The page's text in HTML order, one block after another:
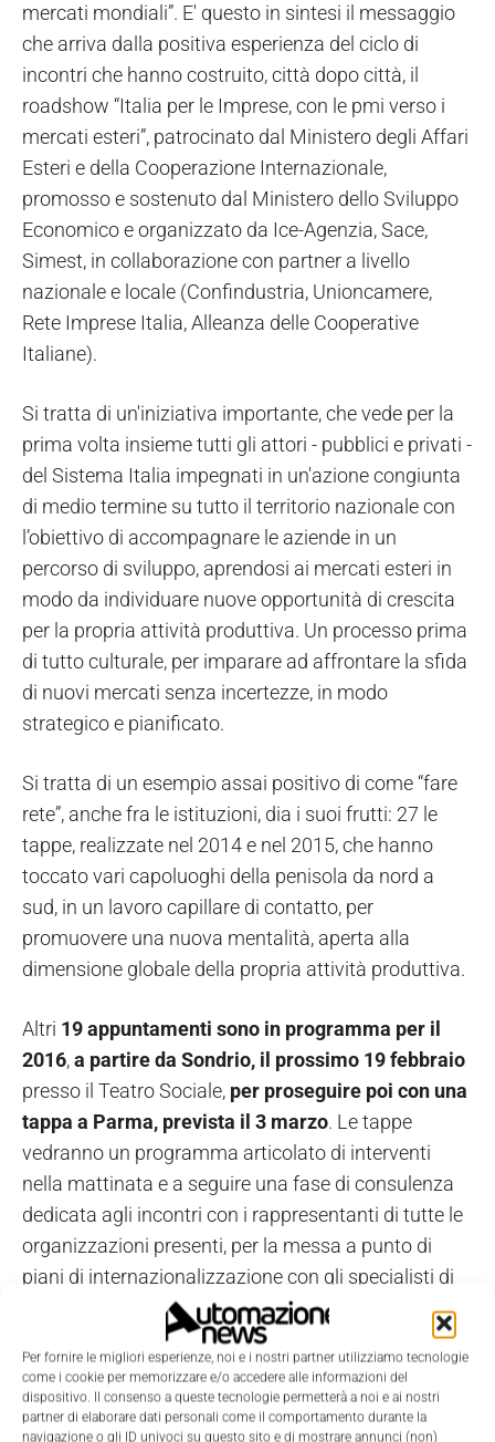
Per fornire le migliori esperienze, noi e i nostri partner utilizziamo tecnologie
come i cookie per memorizzare e/o accedere alle informazioni del
dispositivo. Il consenso a queste tecnologie permetterà a noi e ai nostri
partner di elaborare dati personali come il comportamento durante la
navigazione o gli ID univoci su questo sito e di mostrare annunci (non)
mercati mondiali”. E' questo in sintesi il messaggio
che arriva dalla positiva esperienza del ciclo di
incontri che hanno costruito, città dopo città, il
roadshow “Italia per le Imprese, con le pmi verso i
mercati esteri”, patrocinato dal Ministero degli Affari
Esteri e della Cooperazione Internazionale,
promosso e sostenuto dal Ministero dello Sviluppo
Economico e organizzato da Ice-Agenzia, Sace,
Simest, in collaborazione con partner a livello
nazionale e locale (Confindustria, Unioncamere,
Rete Imprese Italia, Alleanza delle Cooperative
Italiane).
Si tratta di un'iniziativa importante, che vede per la
prima volta insieme tutti gli attori - pubblici e privati -
del Sistema Italia impegnati in un'azione congiunta
di medio termine su tutto il territorio nazionale con
l’obiettivo di accompagnare le aziende in un
percorso di sviluppo, aprendosi ai mercati esteri in
modo da individuare nuove opportunità di crescita
per la propria attività produttiva. Un processo prima
di tutto culturale, per imparare ad affrontare la sfida
di nuovi mercati senza incertezze, in modo
strategico e pianificato.
Si tratta di un esempio assai positivo di come “fare
rete”, anche fra le istituzioni, dia i suoi frutti: 27 le
tappe, realizzate nel 2014 e nel 2015, che hanno
toccato vari capoluoghi della penisola da nord a
sud, in un lavoro capillare di contatto, per
promuovere una nuova mentalità, aperta alla
dimensione globale della propria attività produttiva.
Altri 19 appuntamenti sono in programma per il
2016,a partire da Sondrio, il prossimo 19 febbraio
presso il Teatro Sociale, per proseguire poi con una
tappa a Parma, prevista il 3 marzo. Le tappe
vedranno un programma articolato di interventi
nella mattinata e a seguire una fase di consulenza
dedicata agli incontri con i rappresentanti di tutte le
organizzazioni presenti, per la messa a punto di
piani di internazionalizzazione con gli specialisti di